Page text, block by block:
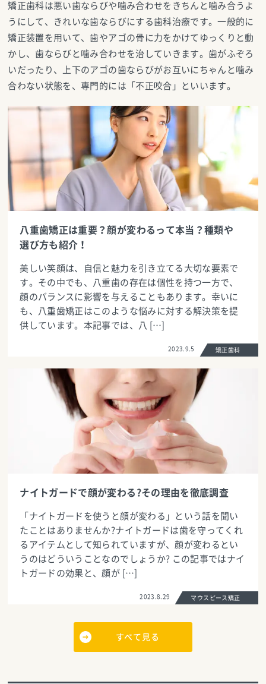
矯正歯科は悪い歯ならびや噛み合わせをきちんと噛み合うよ
うにして、きれいな歯ならびにする歯科治療です。一般的に
矯正装置を用いて、歯やアゴの骨に力をかけてゆっくりと動
かし、歯ならびと噛み合わせを治していきます。歯がふぞろ
いだったり、上下のアゴの歯ならびがお互いにちゃんと噛み
合わない状態を、専門的には「不正咬合」といいます。
八重歯矯正は重要？顔が変わるって本当？種類や
選び方も紹介！
美しい笑顔は、自信と魅力を引き立てる大切な要素で
す。その中でも、八重歯の存在は個性を持つ一方で、
顔のバランスに影響を与えることもあります。幸いに
も、八重歯矯正はこのような悩みに対する解決策を提
供しています。本記事では、八 […]
2023.9.5 矯正歯科
ナイトガードで顔が変わる?その理由を徹底調査
「ナイトガードを使うと顔が変わる」という話を聞い
たことはありませんか?ナイトガードは歯を守ってくれ
るアイテムとして知られていますが、顔が変わるとい
うのはどういうことなのでしょうか? この記事ではナイ
トガードの効果と、顔が […]
2023.8.29 マウスピース矯正
すべて見る